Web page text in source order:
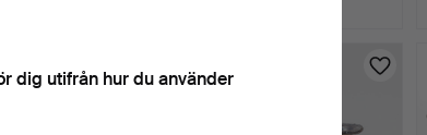
dig utifrån hur du använder